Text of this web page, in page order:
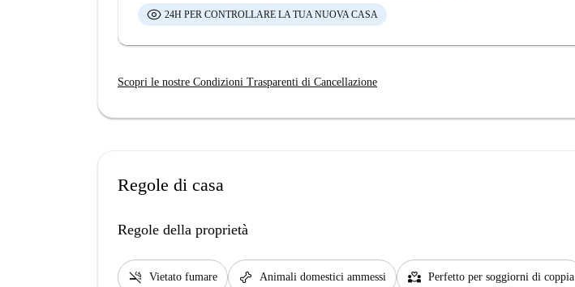
24H PER CONTROLLARE LA TUA NUOVA CASA
Scopri le nostre Condizioni Trasparenti di Cancellazione
Regole di casa
Regole della proprietà
smoke_free Vietato fumare pet_supplies Animali domestici ammessi partner_heart Perfetto per soggiorni di coppia